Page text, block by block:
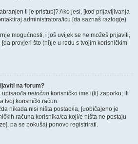
ti je pristup]? Ako jesi, [kod prijavljivanja
administratora/icu [da saznaš razlog(e)
mogućnosti, i još uvijek se ne možeš prijaviti,
provjeri što (ni)je u redu s tvojim korisničkim
na forum?
upisao/la netočno korisničko ime i(li) zaporku; ili
tvoj korisnički račun.
nikada nisi ništa postao/la, [uobičajeno je
računa korisnika/ca koji/e ništa ne postaju
pa se pokušaj ponovo registrirati.